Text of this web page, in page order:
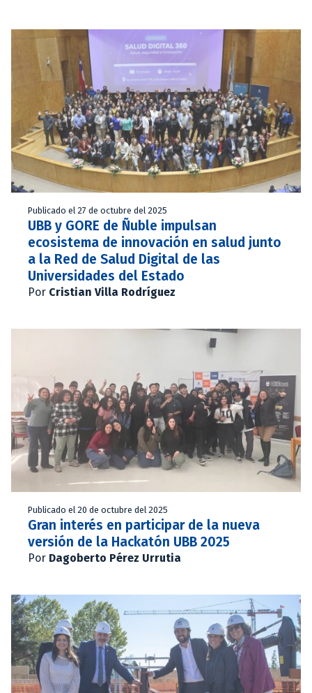
Publicado el 27 de octubre del 2025
UBB y GORE de Ñuble impulsan
ecosistema de innovación en salud junto
a la Red de Salud Digital de las
Universidades del Estado
Por Cristian Villa Rodríguez
Publicado el 20 de octubre del 2025
Gran interés en participar de la nueva
versión de la Hackatón UBB 2025
Por Dagoberto Pérez Urrutia